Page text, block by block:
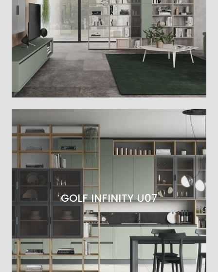
GOLF INFINITY U07